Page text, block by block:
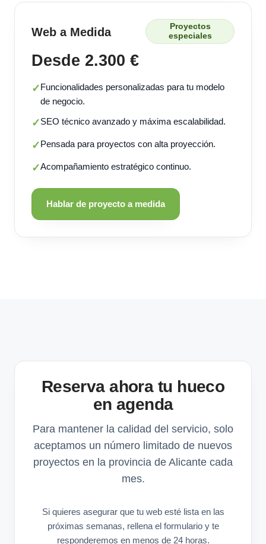
Web a Medida
Proyectos
especiales
Desde 2.300 €
✓Funcionalidades personalizadas para tu modelo
de negocio.
✓SEO técnico avanzado y máxima escalabilidad.
✓Pensada para proyectos con alta proyección.
✓Acompañamiento estratégico continuo.
Hablar de proyecto a medida
Reserva ahora tu hueco
en agenda
Para mantener la calidad del servicio, solo
aceptamos un número limitado de nuevos
proyectos en la provincia de Alicante cada
mes.
Si quieres asegurar que tu web esté lista en las
próximas semanas, rellena el formulario y te
responderemos en menos de 24 horas.